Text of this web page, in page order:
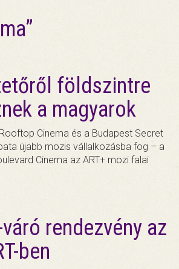
földszintre
a magyarok
Cinema és a Budapest Secret
újabb mozis vállalkozásba fog – a
Cinema az ART+ mozi falai
rendezvény az
ben